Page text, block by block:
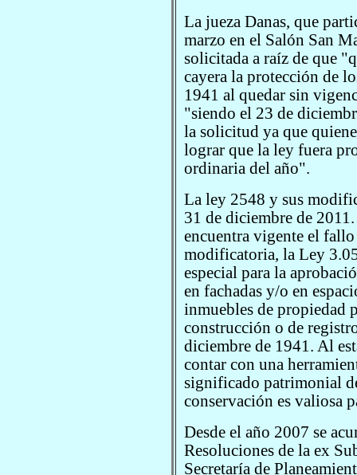
La jueza Danas, que
marzo en el Salón San
solicitada a raíz de que
cayera la protección de
1941 al quedar sin
"siendo el 23 de
la solicitud ya que
lograr que la ley fuera
ordinaria del año".
La ley 2548 y sus
31 de diciembre de
encuentra vigente el fallo
modificatoria, la Ley
especial para la
en fachadas y/o en
inmuebles de propiedad
construcción o de
diciembre de 1941. Al
contar con una
significado patrimonial
conservación es valiosa
Desde el año 2007 se
Resoluciones de la ex
Secretaría de